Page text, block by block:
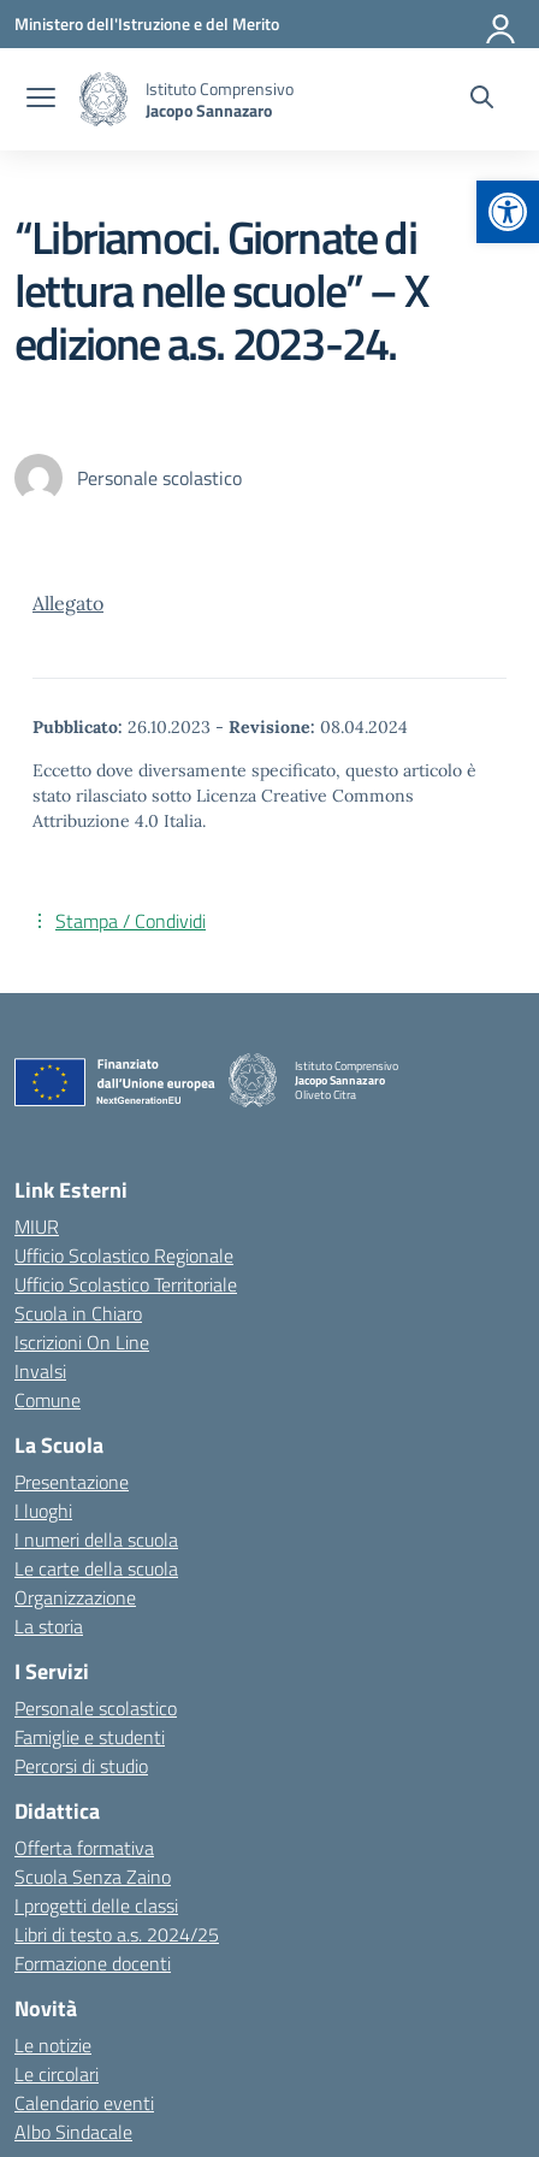
Vai ai contenuti
Vai al menu di navigazione
Vai al footer
Ministero dell'Istruzione e del Merito
Istituto Comprensivo
Jacopo Sannazaro
“Libriamoci. Giornate di
lettura nelle scuole” – X
edizione a.s. 2023-24.
Personale scolastico
Allegato
Pubblicato: 26.10.2023 - Revisione: 08.04.2024
Eccetto dove diversamente specificato, questo articolo è
stato rilasciato sotto Licenza Creative Commons
Attribuzione 4.0 Italia.
Stampa / Condividi
Istituto Comprensivo
Jacopo Sannazaro
Oliveto Citra
Link Esterni
MIUR
Ufficio Scolastico Regionale
Ufficio Scolastico Territoriale
Scuola in Chiaro
Iscrizioni On Line
Invalsi
Comune
La Scuola
Presentazione
I luoghi
I numeri della scuola
Le carte della scuola
Organizzazione
La storia
I Servizi
Personale scolastico
Famiglie e studenti
Percorsi di studio
Didattica
Offerta formativa
Scuola Senza Zaino
I progetti delle classi
Libri di testo a.s. 2024/25
Formazione docenti
Novità
Le notizie
Le circolari
Calendario eventi
Albo Sindacale